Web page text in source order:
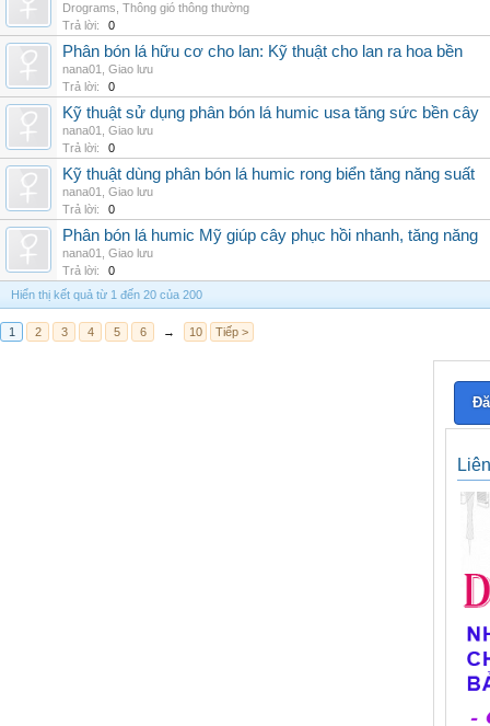
Drograms Thông gió thông thường
Trả lời:
0
Phân bón lá hữu cơ cho lan: Kỹ thuật cho lan ra hoa bền
nana01
Giao lưu
Trả lời:
0
Kỹ thuật sử dụng phân bón lá humic usa tăng sức bền cây
nana01
Giao lưu
Trả lời:
0
Kỹ thuật dùng phân bón lá humic rong biển tăng năng suất
nana01
Giao lưu
Trả lời:
0
Phân bón lá humic Mỹ giúp cây phục hồi nhanh, tăng năng
nana01
Giao lưu
Trả lời:
0
Hiển thị kết quả từ 1 đến 20 của 200
1 2 3 4 5 6 → 10 Tiếp >